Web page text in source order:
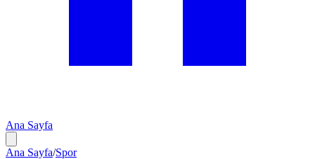
Ana Sayfa
Ana Sayfa/Spor